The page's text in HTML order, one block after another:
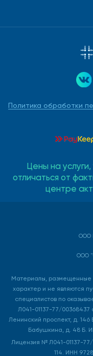
Политика обработки
Цены на
отличаться от
центре
ООО
ООО
Материалы, размещенные
характер и не являются
специалистов по
Л041-01137-77/00368437
Ленинский проспект, д.
Бабушкина, д. 48 Б.
Лицензия № Л041-01137-77/
114. ИНН